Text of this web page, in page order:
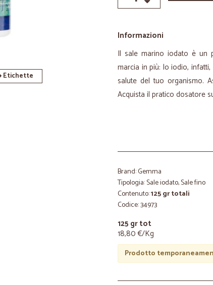
Etichette
Informazioni
Il sale marino iodato è un
marcia in più: lo iodio,
salute del tuo organismo.
Acquista il pratico dosatore
Brand: Gemma
Tipologia: Sale iodato, Sale fino
Contenuto:125 gr totali
Codice: 34973
125 gr tot
18,80 €/Kg
Prodotto